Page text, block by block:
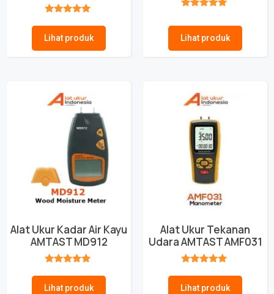
Lihat produk Lihat produk
Alat Ukur Kadar Air Kayu
AMTAST MD912
Lihat produk
Alat Ukur Tekanan
Udara AMTAST AMF031
Lihat produk